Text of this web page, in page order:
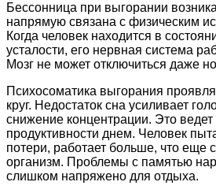
Бессонница при выгорании
напрямую связана с физическим
Когда человек находится в
усталости, его нервная система
Мозг не может отключиться даже
Психосоматика выгорания
круг. Недостаток сна усиливает
снижение концентрации. Это
продуктивности днем. Человек
потери, работает больше, что еще
организм. Проблемы с памятью
слишком напряжено для отдыха.